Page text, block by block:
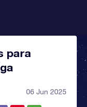
para
06 Jun 2025